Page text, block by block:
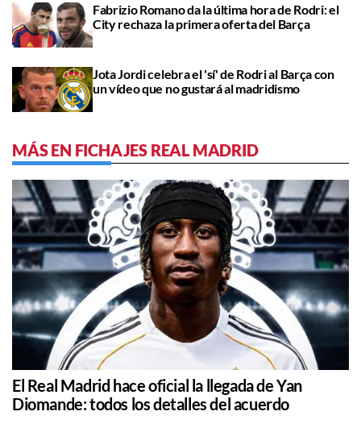
Fabrizio Romano da la última hora de Rodri: el
City rechaza la primera oferta del Barça
Jota Jordi celebra el 'sí' de Rodri al Barça con
un vídeo que no gustará al madridismo
MÁS EN FICHAJES REAL MADRID
El Real Madrid hace oficial la llegada de Yan
Diomande: todos los detalles del acuerdo